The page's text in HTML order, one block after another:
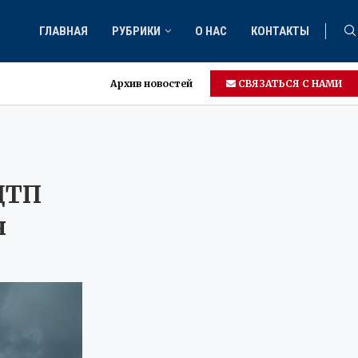
ГЛАВНАЯ РУБРИКИ О НАС КОНТАКТЫ
Архив новостей СВЯЗАТЬСЯ С НАМИ